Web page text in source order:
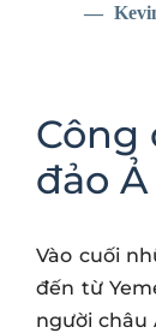
Công
đảo
Vào cuối
đến từ
người châu